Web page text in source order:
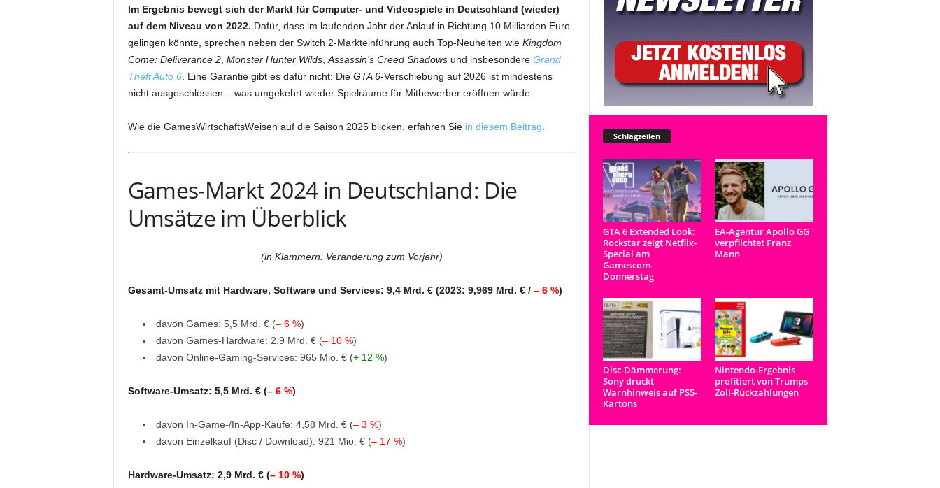
Im Ergebnis bewegt sich der Markt für Computer- und Videospiele in Deutschland (wieder)
auf dem Niveau von 2022. Dafür, dass im laufenden Jahr der Anlauf in Richtung 10 Milliarden Euro
gelingen könnte, sprechen neben der Switch 2-Markteinführung auch Top-Neuheiten wie Kingdom
Come: Deliverance 2, Monster Hunter Wilds, Assassin’s Creed Shadowsund insbesondere Grand
Theft Auto 6. Eine Garantie gibt es dafür nicht: Die GTA 6-Verschiebung auf 2026 ist mindestens
nicht ausgeschlossen – was umgekehrt wieder Spielräume für Mitbewerber eröffnen würde.
Wie die GamesWirtschaftsWeisen auf die Saison 2025 blicken, erfahren Sie in diesem Beitrag
Games-Markt 2024 in Deutschland: Die
Umsätze im Überblick
(in Klammern: Veränderung zum Vorjahr)
Gesamt-Umsatz mit Hardware, Software und Services: 9,4 Mrd. € (2023: 9,969 Mrd. € /– 6 %)
davon Games: 5,5 Mrd. € (– 6 %)
davon Games-Hardware: 2,9 Mrd. € (– 10 %)
davon Online-Gaming-Services: 965 Mio. € (+ 12 %)
Software-Umsatz: 5,5 Mrd. € (– 6 %)
davon In-Game-/In-App-Käufe: 4,58 Mrd. € (– 3 %)
davon Einzelkauf (Disc / Download): 921 Mio. € (– 17 %)
Hardware-Umsatz: 2,9 Mrd. € (– 10 %)
Schlagzeilen
GTA 6 Extended Look:
Rockstar zeigt Netflix-
Special am
Gamescom-
Donnerstag
EA-Agentur Apollo GG
verpflichtet Franz
Mann
Disc-Dämmerung:
Sony druckt
Warnhinweis auf PS5-
Kartons
Nintendo-Ergebnis
profitiert von Trumps
Zoll-Rückzahlungen